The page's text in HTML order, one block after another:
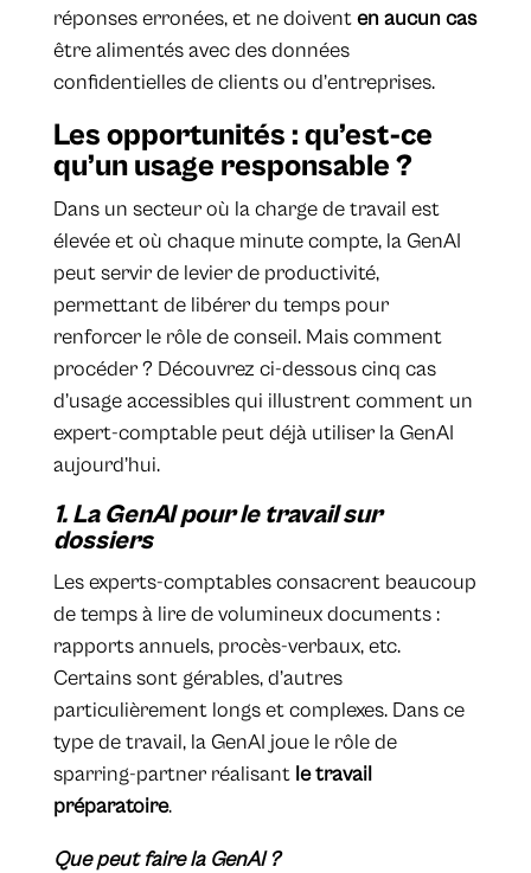
réponses erronées, et ne doiventen aucun cas
être alimentés avec des données
confidentielles de clients ou d’entreprises.
Les opportunités : qu’est-ce
qu’un usage responsable ?
Dans un secteur où la charge de travail est
élevée et où chaque minute compte, la GenAI
peut servir de levier de productivité,
permettant de libérer du temps pour
renforcer le rôle de conseil. Mais comment
procéder ? Découvrez ci-dessous cinq cas
d’usage accessibles qui illustrent comment un
expert-comptable peut déjà utiliser la GenAI
aujourd’hui.
1. La GenAI pour le travail sur
dossiers
Les experts-comptables consacrent beaucoup
de temps à lire de volumineux documents :
rapports annuels, procès-verbaux, etc.
Certains sont gérables, d’autres
particulièrement longs et complexes. Dans ce
type de travail, la GenAI joue le rôle de
sparring-partner réalisant le travail
préparatoire.
Que peut faire la GenAI ?